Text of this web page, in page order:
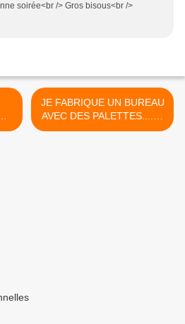
soirée<br /> Gros bisous<br />
JE FABRIQUE UN BUREAU
AVEC DES PALETTES....fin
>